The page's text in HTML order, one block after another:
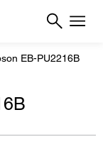
EB-PU2216B